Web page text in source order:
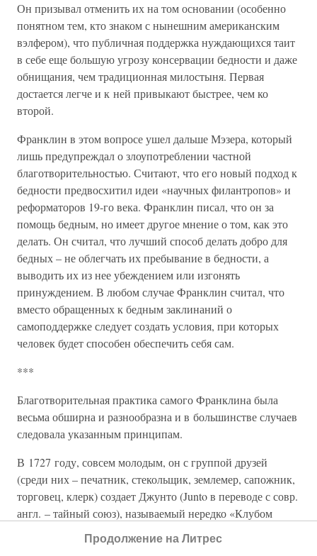
Он призывал отменить их на том основании (особенно
понятном тем, кто знаком с нынешним американским
вэлфером), что публичная поддержка нуждающихся таит
в себе еще большую угрозу консервации бедности и даже
обнищания, чем традиционная милостыня. Первая
достается легче и к ней привыкают быстрее, чем ко
второй.
Франклин в этом вопросе ушел дальше Мэзера, который
лишь предупреждал о злоупотреблении частной
благотворительностью. Считают, что его новый подход к
бедности предвосхитил идеи «научных филантропов» и
реформаторов 19-го века. Франклин писал, что он за
помощь бедным, но имеет другое мнение о том, как это
делать. Он считал, что лучший способ делать добро для
бедных – не облегчать их пребывание в бедности, а
выводить их из нее убеждением или изгонять
принуждением. В любом случае Франклин считал, что
вместо обращенных к бедным заклинаний о
самоподдержке следует создать условия, при которых
человек будет способен обеспечить себя сам.
***
Благотворительная практика самого Франклина была
весьма обширна и разнообразна и в большинстве случаев
следовала указанным принципам.
В 1727 году, совсем молодым, он с группой друзей
(среди них – печатник, стекольщик, землемер, сапожник,
торговец, клерк) создает Джунто (Junto в переводе с совр.
англ. – тайный союз), называемый нередко «Клубом
представлявшего собой добровольное общество
Продолжение на Литрес